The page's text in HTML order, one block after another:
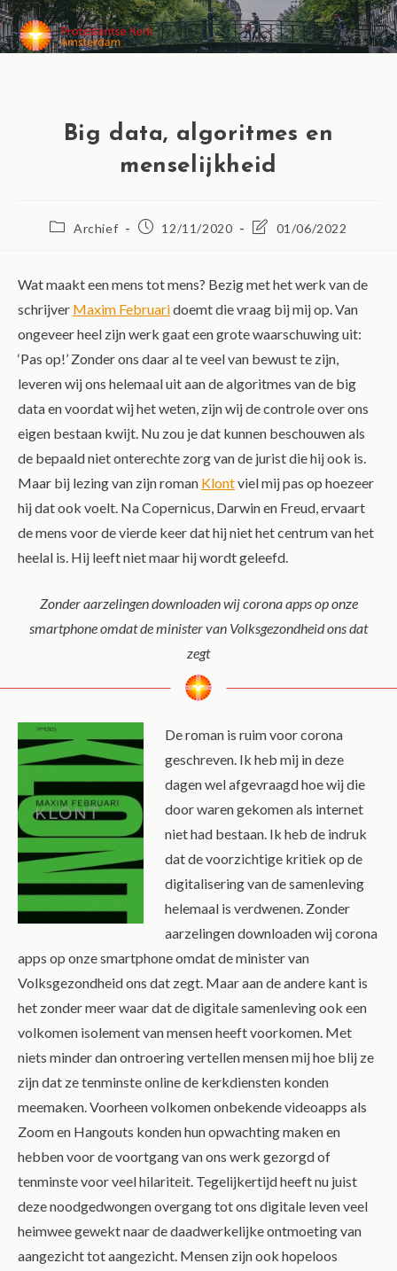
MENU
Big data, algoritmes en
menselijkheid
Archief 12/11/2020 01/06/2022
Wat maakt een mens tot mens? Bezig met het werk van de
schrijver Maxim Februaridoemt die vraag bij mij op. Van
ongeveer heel zijn werk gaat een grote waarschuwing uit:
‘Pas op!’ Zonder ons daar al te veel van bewust te zijn,
leveren wij ons helemaal uit aan de algoritmes van de big
data en voordat wij het weten, zijn wij de controle over ons
eigen bestaan kwijt. Nu zou je dat kunnen beschouwen als
de bepaald niet onterechte zorg van de jurist die hij ook is.
Maar bij lezing van zijn roman Klontviel mij pas op hoezeer
hij dat ook voelt. Na Copernicus, Darwin en Freud, ervaart
de mens voor de vierde keer dat hij niet het centrum van het
heelal is. Hij leeft niet maar hij wordt geleefd.
Zonder aarzelingen downloaden wij corona apps op onze
smartphone omdat de minister van Volksgezondheid ons dat
zegt
De roman is ruim voor corona
geschreven. Ik heb mij in deze
dagen wel afgevraagd hoe wij die
door waren gekomen als internet
niet had bestaan. Ik heb de indruk
dat de voorzichtige kritiek op de
digitalisering van de samenleving
helemaal is verdwenen. Zonder
aarzelingen downloaden wij corona
apps op onze smartphone omdat de minister van
Volksgezondheid ons dat zegt. Maar aan de andere kant is
het zonder meer waar dat de digitale samenleving ook een
volkomen isolement van mensen heeft voorkomen. Met
niets minder dan ontroering vertellen mensen mij hoe blij ze
zijn dat ze tenminste online de kerkdiensten konden
meemaken. Voorheen volkomen onbekende videoapps als
Zoom en Hangouts konden hun opwachting maken en
hebben voor de voortgang van ons werk gezorgd of
tenminste voor veel hilariteit. Tegelijkertijd heeft nu juist
deze noodgedwongen overgang tot ons digitale leven veel
heimwee gewekt naar de daadwerkelijke ontmoeting van
aangezicht tot aangezicht. Mensen zijn ook hopeloos